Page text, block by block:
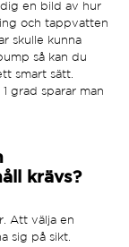
dig en bild av hur
och tappvatten
skulle kunna
så kan du
smart sätt.
grad sparar man
krävs?
Att välja en
sig på sikt.